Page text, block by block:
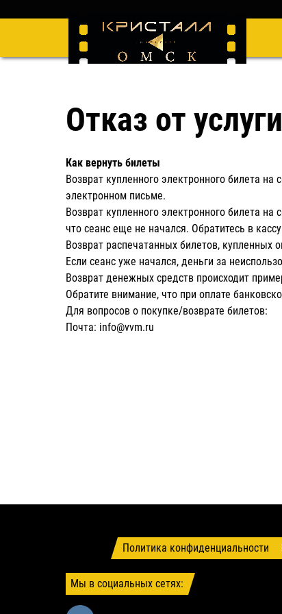
Отказ от услуги
Как вернуть билеты
Возврат купленного электронного билета
электронном письме.
Возврат купленного электронного билета
что сеанс еще не начался. Обратитесь в
Возврат распечатанных билетов, купленных
Если сеанс уже начался, деньги за
Возврат денежных средств происходит
Обратите внимание, что при оплате
Для вопросов о покупке/возврате билетов:
Почта: info@vvm.ru
Политика конфиденциальности
Мы в социальных сетях: